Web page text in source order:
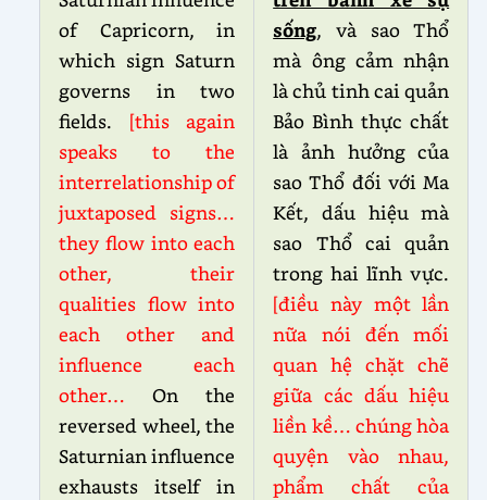
of Capricorn, in
which sign Saturn
governs in two
fields. [this again
speaks to the
interrelationship of
juxtaposed signs…
they flow into each
other, their
qualities flow into
each other and
influence each
other… On the
reversed wheel, the
Saturnian influence
exhausts itself in
sống, và sao Thổ
mà ông cảm nhận
là chủ tinh cai quản
Bảo Bình thực chất
là ảnh hưởng của
sao Thổ đối với Ma
Kết, dấu hiệu mà
sao Thổ cai quản
trong hai lĩnh vực.
[điều này một lần
nữa nói đến mối
quan hệ chặt chẽ
giữa các dấu hiệu
liền kề… chúng hòa
quyện vào nhau,
phẩm chất của